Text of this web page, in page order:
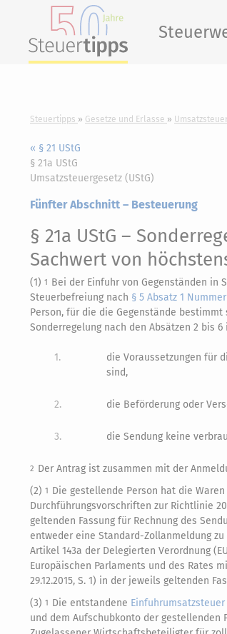
Steuertipps Gesetze und Erlasse
« § 21 UStG
§ 21a UStG
Umsatzsteuergesetz (UStG)
Fünfter Abschnitt – Besteuerung
§ 21a UStG –
Sachwert von
(1) 1 Bei der Einfuhr von Gegenständen in
Steuerbefreiung nach § 5 Absatz 1
Person, für die die Gegenstände
Sonderregelung nach den Absätzen 2 bis
1.
die Voraussetzungen für
sind,
2. die Beförderung oder
3. die Sendung keine
2 Der Antrag ist zusammen mit der
(2) 1
Die gestellende Person hat die
Durchführungsvorschriften zur Richtlinie
geltenden Fassung für Rechnung des
entweder eine Standard-Zollanmeldung
Artikel 143a der Delegierten Verordnung
Europäischen Parlaments und des Rates
29.12.2015, S. 1) in der jeweils geltenden
(3) 1 Die entstandene Einfuhrumsatzsteuer
und dem Aufschubkonto der gestellenden